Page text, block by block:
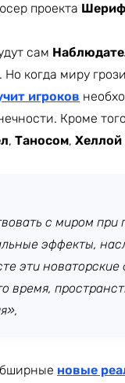
проекта
сам
когда миру
игроков
Кроме
, Таносом, Хеллой
с миром при
эффекты,
эти
время,
новые